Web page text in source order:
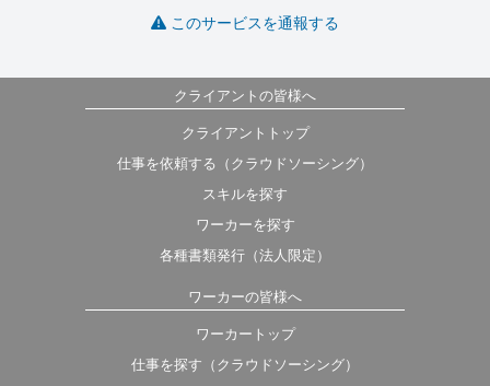
このサービスを通報する
クライアントの皆様へ
クライアントトップ
仕事を依頼する（クラウドソーシング）
スキルを探す
ワーカーを探す
各種書類発行（法人限定）
ワーカーの皆様へ
ワーカートップ
仕事を探す（クラウドソーシング）